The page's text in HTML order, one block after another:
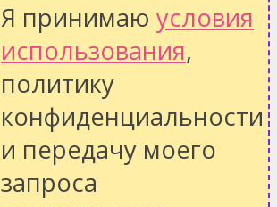
Я принимаю условия
использования,
политику
конфиденциальности
и передачу моего
запроса